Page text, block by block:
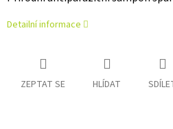
Detailní informace
ZEPTAT SE HLÍDAT